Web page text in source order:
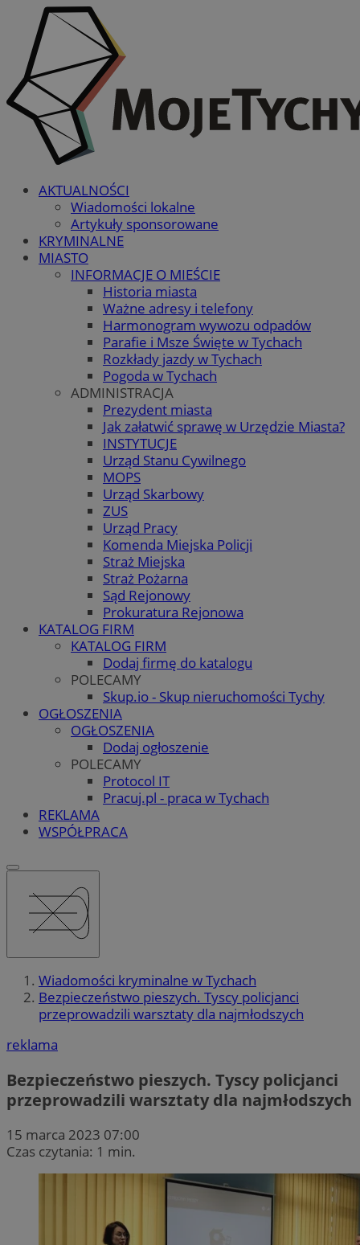
AKTUALNOŚCI
Wiadomości lokalne
Artykuły sponsorowane
KRYMINALNE
MIASTO
INFORMACJE O MIEŚCIE
Historia miasta
Ważne adresy i telefony
Harmonogram wywozu odpadów
Parafie i Msze Święte w Tychach
Rozkłady jazdy w Tychach
Pogoda w Tychach
ADMINISTRACJA
Prezydent miasta
Jak załatwić sprawę w Urzędzie Miasta?
INSTYTUCJE
Urząd Stanu Cywilnego
MOPS
Urząd Skarbowy
ZUS
Urząd Pracy
Komenda Miejska Policji
Straż Miejska
Straż Pożarna
Sąd Rejonowy
Prokuratura Rejonowa
KATALOG FIRM
KATALOG FIRM
Dodaj firmę do katalogu
POLECAMY
Skup.io - Skup nieruchomości Tychy
OGŁOSZENIA
OGŁOSZENIA
Dodaj ogłoszenie
POLECAMY
Protocol IT
Pracuj.pl - praca w Tychach
REKLAMA
WSPÓŁPRACA
Wiadomości kryminalne w Tychach
Bezpieczeństwo pieszych. Tyscy policjanci
przeprowadzili warsztaty dla najmłodszych
reklama
Bezpieczeństwo pieszych. Tyscy policjanci
przeprowadzili warsztaty dla najmłodszych
15 marca 2023 07:00
Czas czytania: 1 min.